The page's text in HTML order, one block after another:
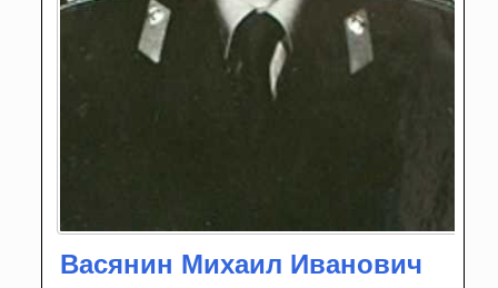
Васянин Михаил Иванович